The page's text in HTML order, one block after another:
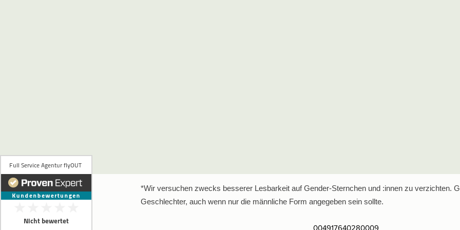
*Wir versuchen zwecks besserer Lesbarkeit auf Gender-Sternchen und :innen zu verzichten.
Geschlechter, auch wenn nur die männliche Form angegeben sein sollte.
004917640280009